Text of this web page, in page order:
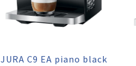
JURA C9 EA piano black